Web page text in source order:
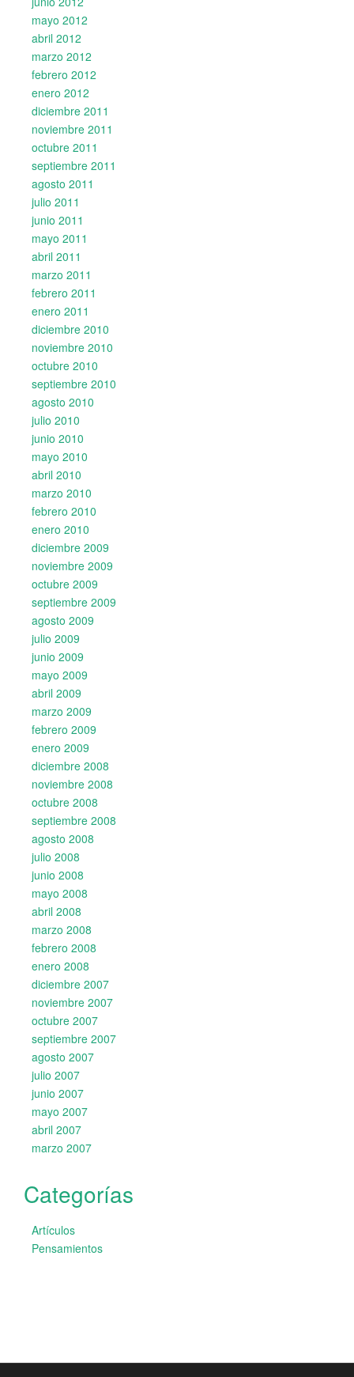
mayo 2012
abril 2012
marzo 2012
febrero 2012
enero 2012
diciembre 2011
noviembre 2011
octubre 2011
septiembre 2011
agosto 2011
julio 2011
junio 2011
mayo 2011
abril 2011
marzo 2011
febrero 2011
enero 2011
diciembre 2010
noviembre 2010
octubre 2010
septiembre 2010
agosto 2010
julio 2010
junio 2010
mayo 2010
abril 2010
marzo 2010
febrero 2010
enero 2010
diciembre 2009
noviembre 2009
octubre 2009
septiembre 2009
agosto 2009
julio 2009
junio 2009
mayo 2009
abril 2009
marzo 2009
febrero 2009
enero 2009
diciembre 2008
noviembre 2008
octubre 2008
septiembre 2008
agosto 2008
julio 2008
junio 2008
mayo 2008
abril 2008
marzo 2008
febrero 2008
enero 2008
diciembre 2007
noviembre 2007
octubre 2007
septiembre 2007
agosto 2007
julio 2007
junio 2007
mayo 2007
abril 2007
marzo 2007
Categorías
Artículos
Pensamientos